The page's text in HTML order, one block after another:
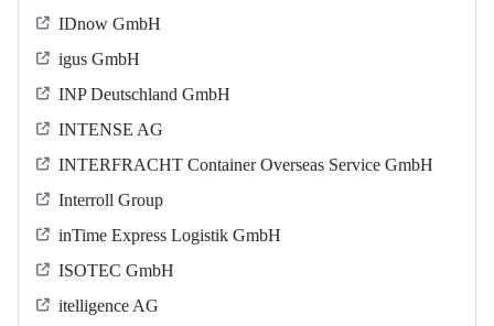
IDnow GmbH
igus GmbH
INP Deutschland GmbH
INTENSE AG
INTERFRACHT Container Overseas Service GmbH
Interroll Group
inTime Express Logistik GmbH
ISOTEC GmbH
itelligence AG